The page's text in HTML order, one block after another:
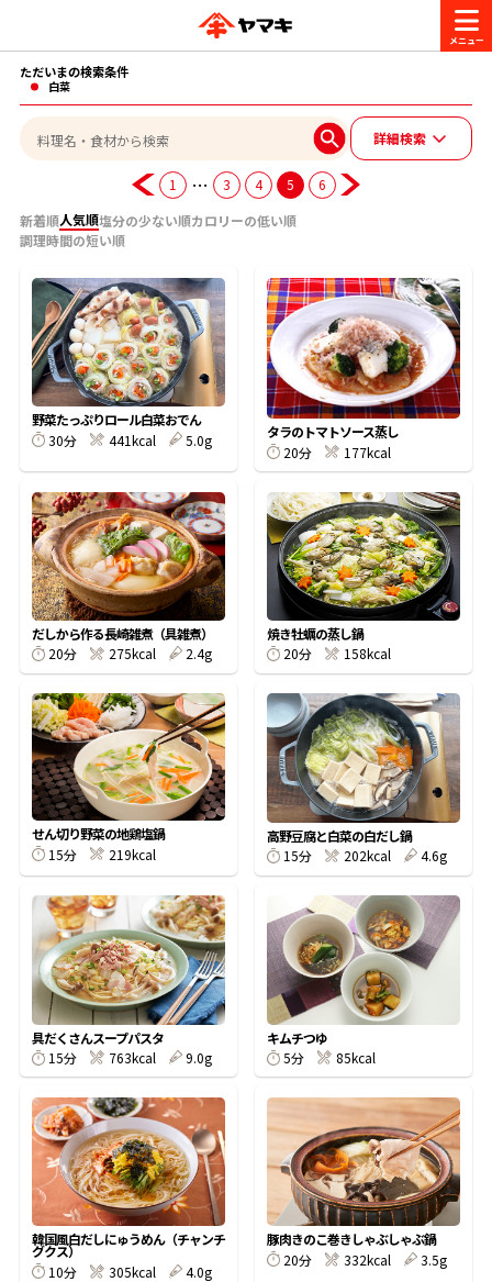
商品情報
ヤマキ『めんつゆ』 ヤマキ 割烹白だし
旨さ、別格。だし屋の鍋 韓福善シリーズ
サッと鍋® 楽チン鍋®
楽チン屋® ストレートつゆ
レシピ
おいしいレシピを探す
おいしいレシピトップ
主食レシピ
主菜レシピ
汁物レシピ
時短レシピ
おいしいレシピを商品から探す
かつお節レシピ
めんつゆレシピ
割烹白だしレシピ
レシピ特設サイト
割烹白だしレシピ特集
かつおだしが決め手！簡単茶碗蒸し
かつお節・だしを楽しむ
かつお節・だしを知る
だしの取り方
かつお節の削り方
かつお節・だしをもっと知る
ヤマキ かつお節プラス®
かつお節・だしを楽しむ
だしコミュ
CM・キャンペーン
キャンペーン一覧
企業・採用情報
企業情報
- 百年対話
- ヤマキ かつお節プラス®
採用情報
- ジョブリターン制
お問い合わせ
ヤマキお客様相談室
オンラインショップ
コミュニティサイト
Global
ただいまの検索条件
白菜
詳細検索
1 … 3 4 5
6
新着順人気順塩分の少ない順カロリーの低い順
調理時間の短い順
野菜たっぷりロール白菜おでん
30分
441kcal 5.0g
タラのトマトソース蒸し
20分
177kcal
だしから作る長崎雑煮（具雑煮）
20分
275kcal 2.4g
焼き牡蠣の蒸し鍋
20分
158kcal
せん切り野菜の地鶏塩鍋
15分
219kcal
高野豆腐と白菜の白だし鍋
15分
202kcal 4.6g
具だくさんスープパスタ
15分
763kcal 9.0g
キムチつゆ
5分
85kcal
韓国風白だしにゅうめん（チャンチ
グクス）
10分
305kcal 4.0g
豚肉きのこ巻きしゃぶしゃぶ鍋
20分
332kcal 3.5g